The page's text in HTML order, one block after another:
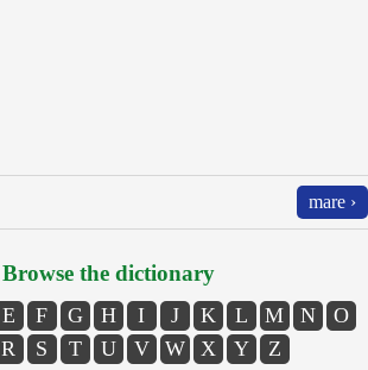
mare ›
Browse the dictionary
E F G H I J K L M N
O
R S T U V W X Y Z